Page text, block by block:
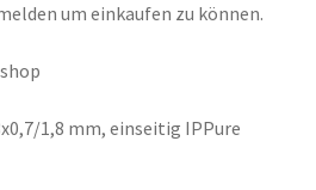
um einkaufen zu können.
1,8 mm, einseitig IPPure